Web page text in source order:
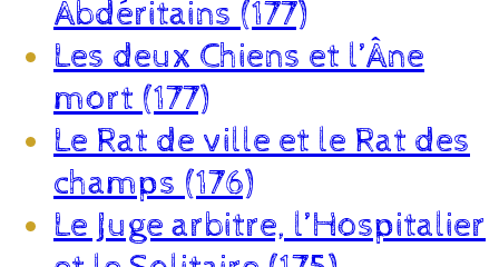
Abdéritains (177)
Les deux Chiens et l’Âne
mort (177)
Le Rat de ville et le Rat des
champs (176)
Le Juge arbitre, l’Hospitalier